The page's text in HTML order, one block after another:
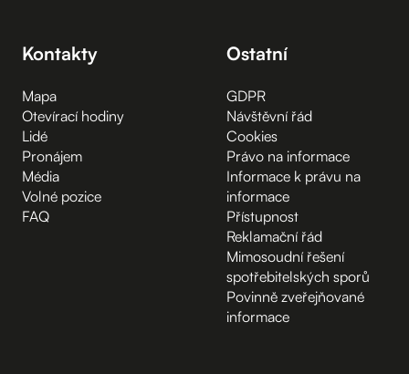
Kontakty
Mapa
Otevírací hodiny
Lidé
Pronájem
Média
Volné pozice
FAQ
Ostatní
GDPR
Návštěvní řád
Cookies
Právo na informace
Informace k právu na
informace
Přístupnost
Reklamační řád
Mimosoudní řešení
spotřebitelských sporů
Povinně zveřejňované
informace